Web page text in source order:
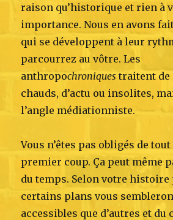
raison qu’historique et rien à
importance. Nous en avons
qui se développent à leur
parcourrez au vôtre. Les
anthropochroniquestraitent de
chauds, d’actu ou insolites,
l’angle médiationniste.
Vous n’êtes pas obligés de
premier coup. Ça peut même
du temps. Selon votre
certains plans vous
accessibles que d’autres et du